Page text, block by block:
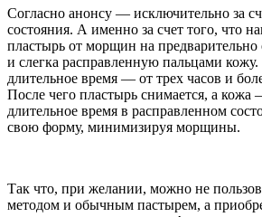
Согласно анонсу — исключительно за
состояния. А именно за счет того, что
пластырь от морщин на
и слегка расправленную пальцами
длительное время — от трех часов и
После чего пластырь снимается, а кожа
длительное время в расправленном
свою форму, минимизируя морщины.
Так что, при желании, можно не
методом и обычным пастырем, а